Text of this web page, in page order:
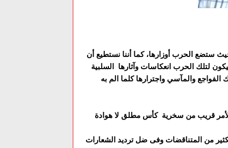
ستضع الحرب أوزارها، كما أننا نستطيع أن
لتلك الحرب انعكاسات وآثارها السلبية
والمآسي واجترارها كلما الم به
قريب من سخرية كأس مطلق لا هوادة
من المتناقضات وفى ضل ترديد الشعارات